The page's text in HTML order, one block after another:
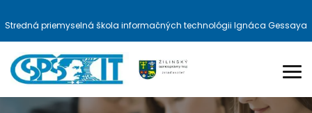
Stredná priemyselná škola informačných technológii Ignáca Gessaya